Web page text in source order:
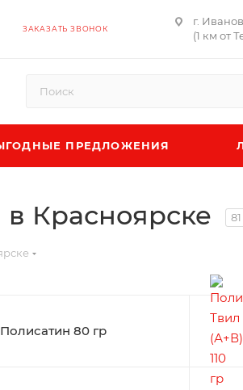
ЗАКАЗАТЬ ЗВОНОК
г.
(1 км от
ПРЕДЛОЖЕНИЯ
Красноярске 81
Полисатин 80 гр